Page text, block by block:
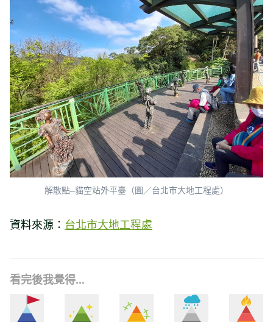
解散點–貓空站外平臺（圖／台北市大地工程處）
資料來源： 台北市大地工程處
看完後我覺得...